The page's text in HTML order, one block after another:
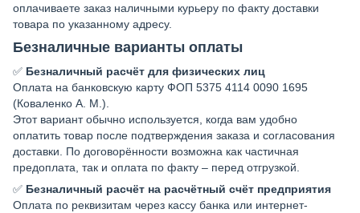
оплачиваете заказ наличными курьеру по факту доставки
товара по указанному адресу.
Безналичные варианты оплаты
✅ Безналичный расчёт для физических лиц
Оплата на банковскую карту ФОП 5375 4114 0090 1695
(Коваленко А. М.).
Этот вариант обычно используется, когда вам удобно
оплатить товар после подтверждения заказа и согласования
доставки. По договорённости возможна как частичная
предоплата, так и оплата по факту – перед отгрузкой.
✅ Безналичный расчёт на расчётный счёт предприятия
Оплата по реквизитам через кассу банка или интернет-